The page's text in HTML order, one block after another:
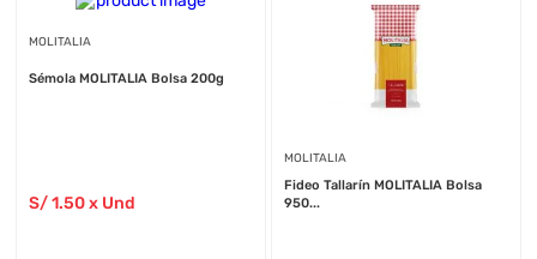
MOLITALIA
Sémola MOLITALIA Bolsa 200g
S/1.50 x Und
MOLITALIA
Fideo Tallarín MOLITALIA Bolsa
950...